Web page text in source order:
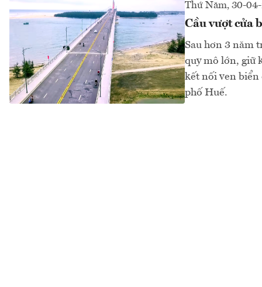
Thứ Năm, 30-
Cầu vượt cửa
Sau hơn 3 năm
quy mô lớn, giữ
kết nối ven biển
phố Huế.